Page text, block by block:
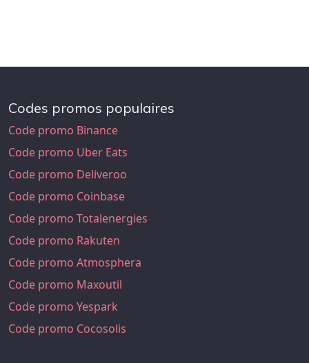
Codes promos populaires
Code promo Binance
Code promo Uber Eats
Code promo Deliveroo
Code promo Coinbase
Code promo Totalenergies
Code promo Rakuten
Code promo Atmosphera
Code promo Maxoutil
Code promo Yespark
Code promo Cocosolis